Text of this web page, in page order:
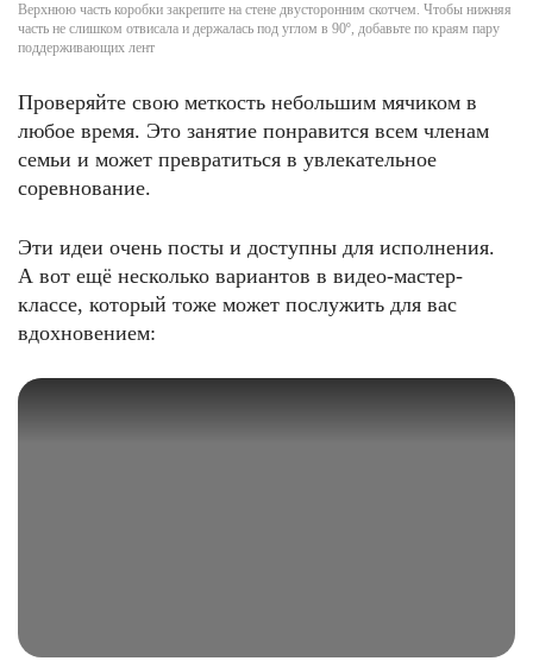
Верхнюю часть коробки закрепите на стене двусторонним скотчем. Чтобы нижняя
часть не слишком отвисала и держалась под углом в 90º, добавьте по краям пару
поддерживающих лент
Проверяйте свою меткость небольшим мячиком в
любое время. Это занятие понравится всем членам
семьи и может превратиться в увлекательное
соревнование.
Эти идеи очень посты и доступны для исполнения.
А вот ещё несколько вариантов в видео-мастер-
классе, который тоже может послужить для вас
вдохновением: